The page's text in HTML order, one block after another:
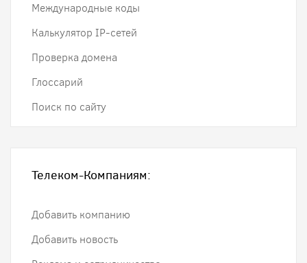
Международные коды
Калькулятор IP-сетей
Проверка домена
Глоссарий
Поиск по сайту
Телеком-Компаниям:
Добавить компанию
Добавить новость